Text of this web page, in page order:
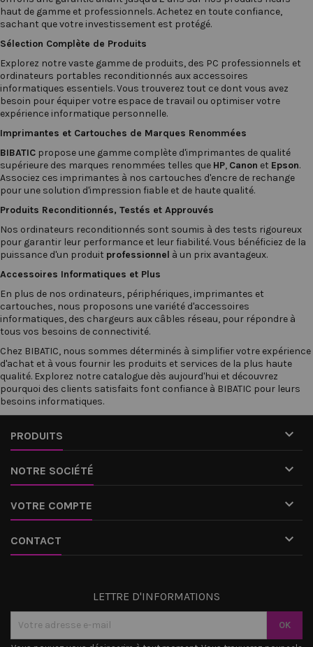
haut de gamme et professionnels. Achetez en toute confiance,
sachant que votre investissement est protégé.
Sélection Complète de Produits
Explorez notre vaste gamme de produits, des PC professionnels et
ordinateurs portables reconditionnés aux accessoires
informatiques essentiels. Vous trouverez tout ce dont vous avez
besoin pour équiper votre espace de travail ou optimiser votre
expérience informatique personnelle.
Imprimantes et Cartouches de Marques Renommées
BIBATIC propose une gamme complète d'imprimantes de qualité
supérieure des marques renommées telles que HP, Canon et Epson.
Associez ces imprimantes à nos cartouches d'encre de rechange
pour une solution d'impression fiable et de haute qualité.
Produits Reconditionnés, Testés et Approuvés
Nos ordinateurs reconditionnés sont soumis à des tests rigoureux
pour garantir leur performance et leur fiabilité. Vous bénéficiez de la
puissance d'un produit professionnel à un prix avantageux.
Accessoires Informatiques et Plus
En plus de nos ordinateurs, périphériques, imprimantes et
cartouches, nous proposons une variété d'accessoires
informatiques, des chargeurs aux câbles réseau, pour répondre à
tous vos besoins de connectivité.
Chez BIBATIC, nous sommes déterminés à simplifier votre expérience
d'achat et à vous fournir les produits et services de la plus haute
qualité. Explorez notre catalogue dès aujourd'hui et découvrez
pourquoi des clients satisfaits font confiance à BIBATIC pour leurs
besoins informatiques.
PRODUITS 
NOTRE SOCIÉTÉ 
VOTRE COMPTE 
CONTACT 
LETTRE D'INFORMATIONS